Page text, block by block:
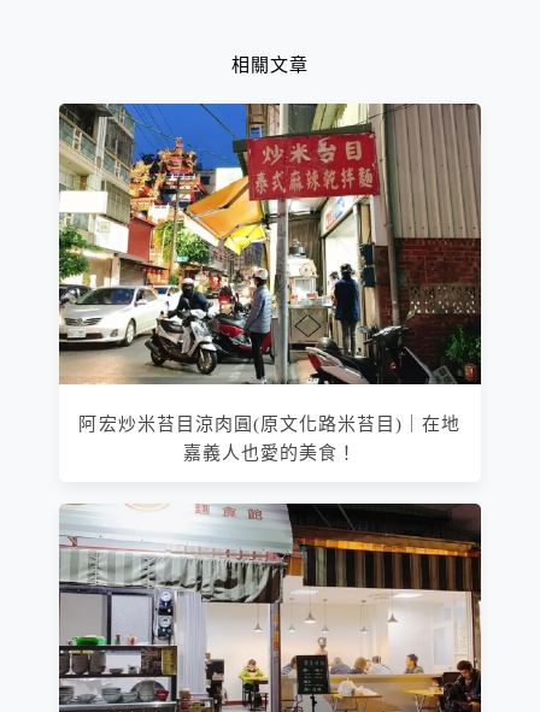
相關文章
阿宏炒米苔目涼肉圓(原文化路米苔目)｜在地
嘉義人也愛的美食！